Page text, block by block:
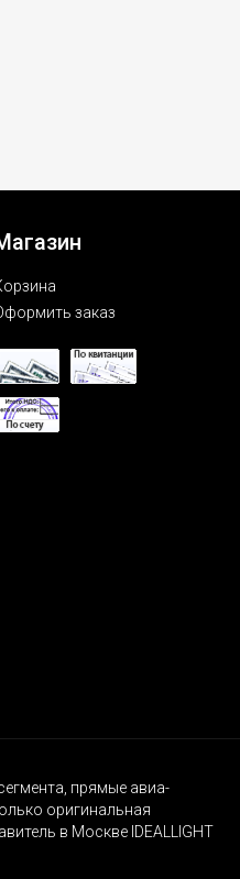
заказ
прямые авиа-
оригинальная
в Москве IDEALLIGHT